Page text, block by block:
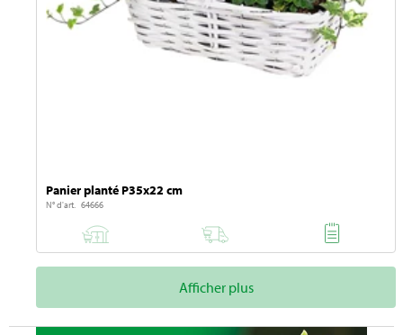
Panier planté P35x22 cm
N° d'art. 64666
Afficher plus